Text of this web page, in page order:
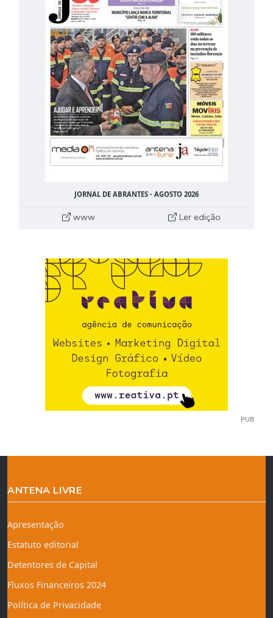
JORNAL DE ABRANTES - AGOSTO 2026
www Ler edição
PUB
ANTENA LIVRE
Apresentação
Estatuto editorial
Detentores de Capital
Fluxos Financeiros 2024
Política de Privacidade